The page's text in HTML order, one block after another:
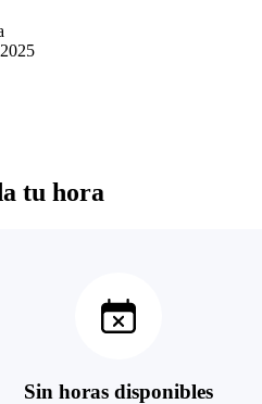
tu hora
Sin horas disponibles